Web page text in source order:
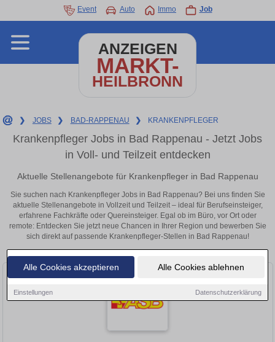
Alle Cookies akzeptieren Alle Cookies ablehnen
Einstellungen Datenschutzerklärung
Event Auto Immo Job
ANZEIGEN
MARKT-
HEILBRONN
❯ JOBS ❯ BAD-RAPPENAU ❯ KRANKENPFLEGER
Krankenpfleger Jobs in Bad Rappenau - Jetzt Jobs
in Voll- und Teilzeit entdecken
Aktuelle Stellenangebote für Krankenpfleger in Bad Rappenau
Sie suchen nach Krankenpfleger Jobs in Bad Rappenau? Bei uns finden Sie
aktuelle Stellenangebote in Vollzeit und Teilzeit – ideal für Berufseinsteiger,
erfahrene Fachkräfte oder Quereinsteiger. Egal ob im Büro, vor Ort oder
remote: Entdecken Sie jetzt neue Chancen in Ihrer Region und bewerben Sie
sich direkt auf passende Krankenpfleger-Stellen in Bad Rappenau!